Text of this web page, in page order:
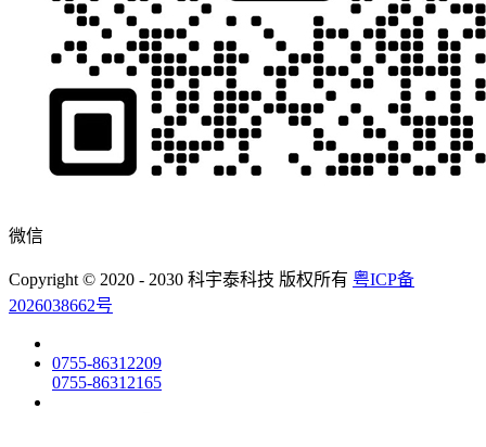
微信
Copyright © 2020 - 2030 科宇泰科技 版权所有 粤ICP备
2026038662号
0755-86312209
0755-86312165